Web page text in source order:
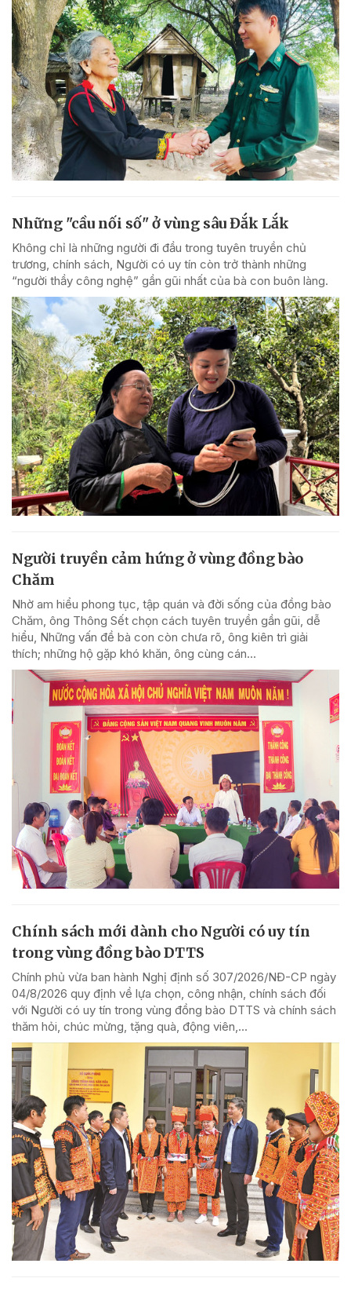
Những "cầu nối số" ở vùng sâu Đắk Lắk
Không chỉ là những người đi đầu trong tuyên truyền chủ
trương, chính sách, Người có uy tín còn trở thành những
“người thầy công nghệ” gần gũi nhất của bà con buôn làng.
Người truyền cảm hứng ở vùng đồng bào
Chăm
Nhờ am hiểu phong tục, tập quán và đời sống của đồng bào
Chăm, ông Thông Sết chọn cách tuyên truyền gần gũi, dễ
hiểu, Những vấn đề bà con còn chưa rõ, ông kiên trì giải
thích; những hộ gặp khó khăn, ông cùng cán...
Chính sách mới dành cho Người có uy tín
trong vùng đồng bào DTTS
Chính phủ vừa ban hành Nghị định số 307/2026/NĐ-CP ngày
04/8/2026 quy định về lựa chọn, công nhận, chính sách đối
với Người có uy tín trong vùng đồng bào DTTS và chính sách
thăm hỏi, chúc mừng, tặng quà, động viên,...